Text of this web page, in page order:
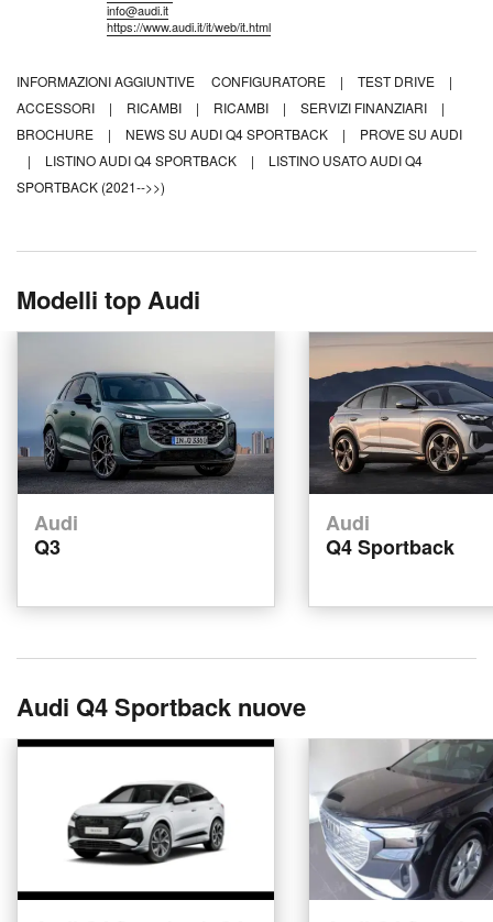
info@audi.it
https://www.audi.it/it/web/it.html
INFORMAZIONI AGGIUNTIVE CONFIGURATORE | TEST DRIVE
|
ACCESSORI
| RICAMBI | RICAMBI | SERVIZI FINANZIARI
|
BROCHURE
| NEWS SU AUDI Q4 SPORTBACK |
PROVE SU AUDI
|
LISTINO AUDI Q4 SPORTBACK |
LISTINO USATO AUDI Q4
SPORTBACK (2021-->>)
Modelli top Audi
Audi
Q3
Audi
Q4 Sportback
Audi Q4 Sportback nuove